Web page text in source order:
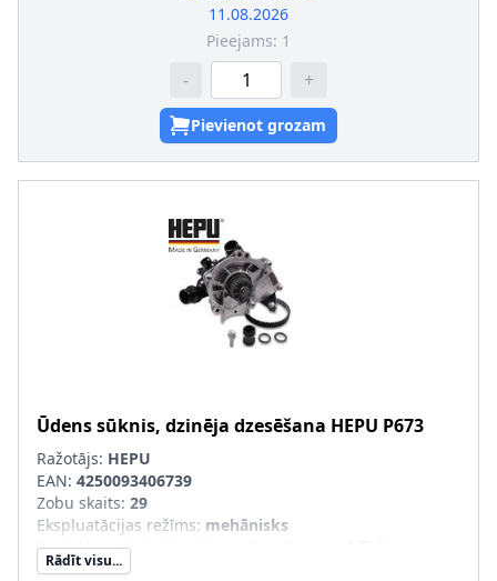
11.08.2026
Pieejams: 1
- +
Pievienot grozam
Ūdens sūknis, dzinēja dzesēšana HEPU P673
Ražotājs: HEPU
EAN: 4250093406739
Zobu skaits: 29
Ekspluatācijas režīms: mehānisks
Papildus artikuls/Papildus informācija
Papildu artikuls/Papildu info 2
Rādīt visu...